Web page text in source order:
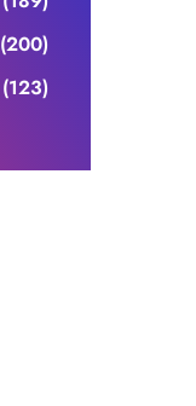
(200)
(123)